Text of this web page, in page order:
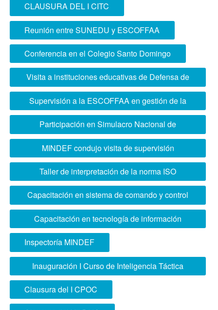
CLAUSURA DEL I CITC
Reunión entre SUNEDU y ESCOFFAA
Conferencia en el Colegio Santo Domingo
Visita a instituciones educativas de Defensa de
Brasil
Supervisión a la ESCOFFAA en gestión de la
calidad educativa
Participación en Simulacro Nacional de
Multipeligro
MINDEF condujo visita de supervisión
académica a ESCOFFAA
Taller de interpretación de la norma ISO
21001:2018
Capacitación en sistema de comando y control
“Wiracocha”
Capacitación en tecnología de información
geoespacial
Inspectoría MINDEF
Inauguración I Curso de Inteligencia Táctica
Conjunta
Clausura del I CPOC